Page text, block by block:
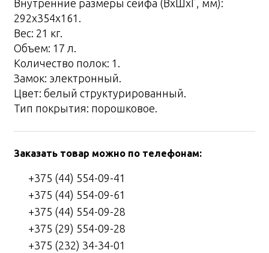
Внутренние размеры сейфа (ВхШхГ, мм):
292х354х161.
Вес: 21 кг.
Объем: 17 л.
Количество полок: 1.
Замок: электронный.
Цвет: белый структурированный.
Тип покрытия: порошковое.
Заказать товар можно по телефонам:
+375 (44) 554-09-41
+375 (44) 554-09-61
+375 (44) 554-09-28
+375 (29) 554-09-28
+375 (232) 34-34-01